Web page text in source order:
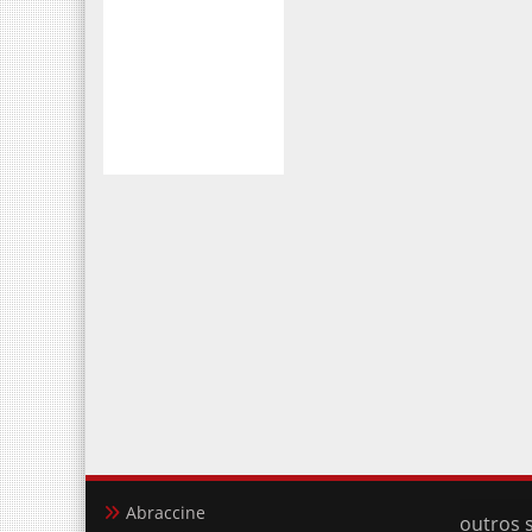
Abraccine
Cinépolis Cinemas